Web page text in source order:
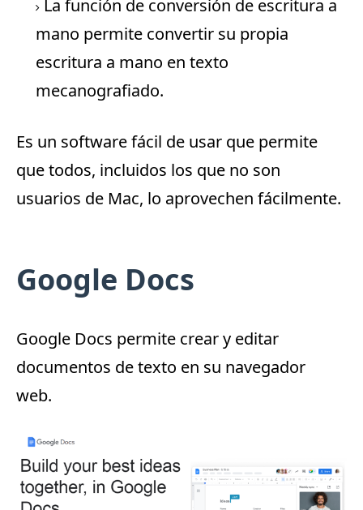
La función de conversión de escritura a
mano permite convertir su propia
escritura a mano en texto
mecanografiado.
Es un software fácil de usar que permite
que todos, incluidos los que no son
usuarios de Mac, lo aprovechen fácilmente.
Google Docs
Google Docs permite crear y editar
documentos de texto en su navegador
web.